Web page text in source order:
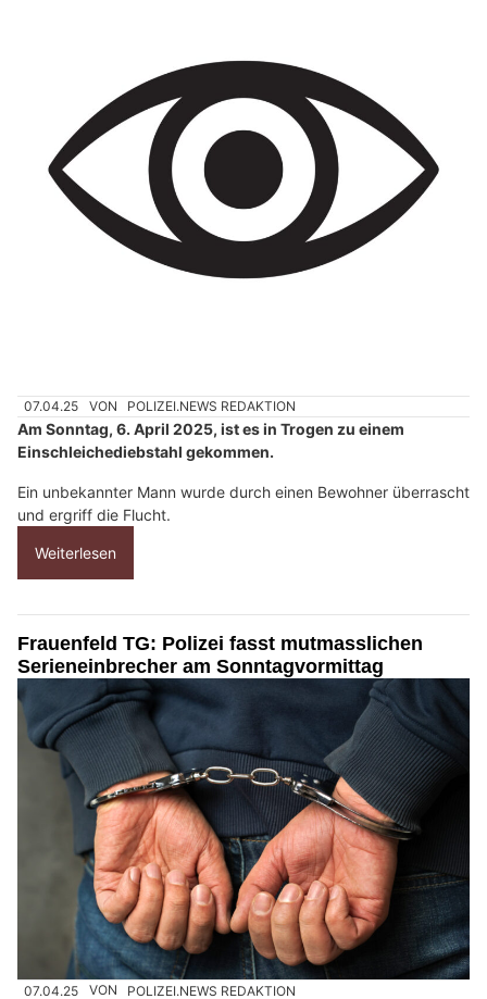
07.04.25 VON POLIZEI.NEWS REDAKTION
Am Sonntag, 6. April 2025, ist es in Trogen zu einem
Einschleichediebstahl gekommen.
Ein unbekannter Mann wurde durch einen Bewohner überrascht
und ergriff die Flucht.
Weiterlesen
Frauenfeld TG: Polizei fasst mutmasslichen
Serieneinbrecher am Sonntagvormittag
07.04.25 VON POLIZEI.NEWS REDAKTION